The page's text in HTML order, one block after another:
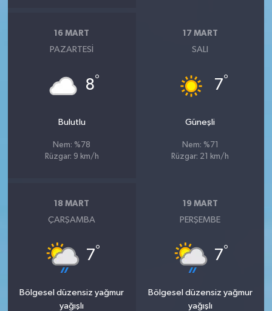
16 MART
PAZARTESI
8°
Bulutlu
Nem: %78
Rüzgar: 9 km/h
17 MART
SALI
7°
Güneşli
Nem: %71
Rüzgar: 21 km/h
18 MART
ÇARŞAMBA
7°
Bölgesel düzensiz yağmur
yağışlı
19 MART
PERŞEMBE
7°
Bölgesel düzensiz yağmur
yağışlı